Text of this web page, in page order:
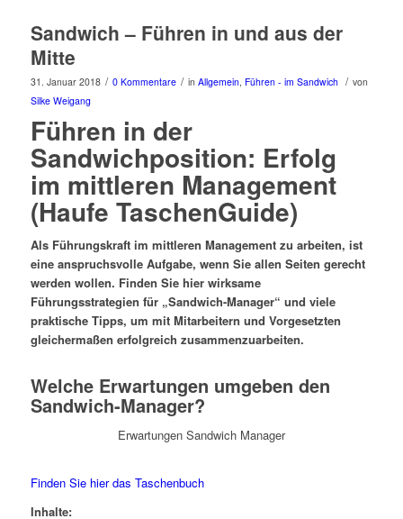
Sandwich – Führen in und aus der
Mitte
31. Januar 2018 / 0 Kommentare / in Allgemein, Führen - im Sandwich / von
Silke Weigang
Führen in der
Sandwichposition: Erfolg
im mittleren Management
(Haufe TaschenGuide)
Als Führungskraft im mittleren Management zu arbeiten, ist
eine anspruchsvolle Aufgabe, wenn Sie allen Seiten gerecht
werden wollen. Finden Sie hier wirksame
Führungsstrategien für „Sandwich-Manager“ und viele
praktische Tipps, um mit Mitarbeitern und Vorgesetzten
gleichermaßen erfolgreich zusammenzuarbeiten.
Welche Erwartungen umgeben den
Sandwich-Manager?
Erwartungen Sandwich Manager
Finden Sie hier das Taschenbuch
Inhalte: